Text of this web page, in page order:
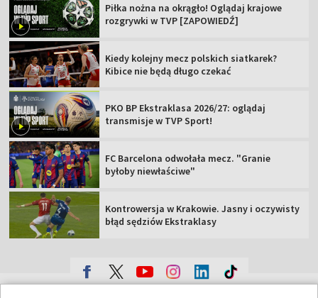
Piłka nożna na okrągło! Oglądaj krajowe
rozgrywki w TVP [ZAPOWIEDŹ]
Kiedy kolejny mecz polskich siatkarek?
Kibice nie będą długo czekać
PKO BP Ekstraklasa 2026/27: oglądaj
transmisje w TVP Sport!
FC Barcelona odwołała mecz. "Granie
byłoby niewłaściwe"
Kontrowersja w Krakowie. Jasny i oczywisty
błąd sędziów Ekstraklasy